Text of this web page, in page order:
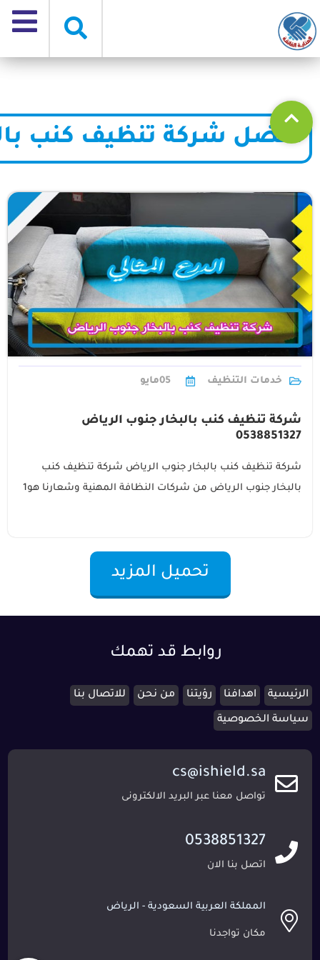
افضل شركة تنظيف كنب
خدمات التنظيف 05مايو
شركة تنظيف كنب بالبخار جنوب الرياض
0538851327
شركة تنظيف كنب بالبخار جنوب الرياض شركة تنظيف كنب
بالبخار جنوب الرياض من شركات النظافة المهنية وشعارنا هو1
تحميل المزيد
روابط قد تهمك
الرئيسية اهدافنا رؤيتنا من نحن للاتصال بنا
سياسة الخصوصية
cs@ishield.sa
تواصل معنا عبر البريد الالكترونى
0538851327
اتصل بنا الان
المملكة العربية السعودية - الرياض
مكان تواجدنا